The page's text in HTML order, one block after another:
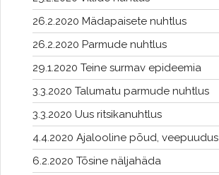
26.2.2020 Mädapaisete nuhtlus
26.2.2020 Parmude nuhtlus
29.1.2020 Teine surmav epideemia
3.3.2020 Talumatu parmude nuhtlus
3.3.2020 Uus ritsikanuhtlus
4.4.2020 Ajalooline põud, veepuudus
6.2.2020 Tõsine näljahäda